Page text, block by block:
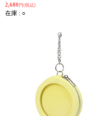
2,680 円(税込)
在庫 : ○